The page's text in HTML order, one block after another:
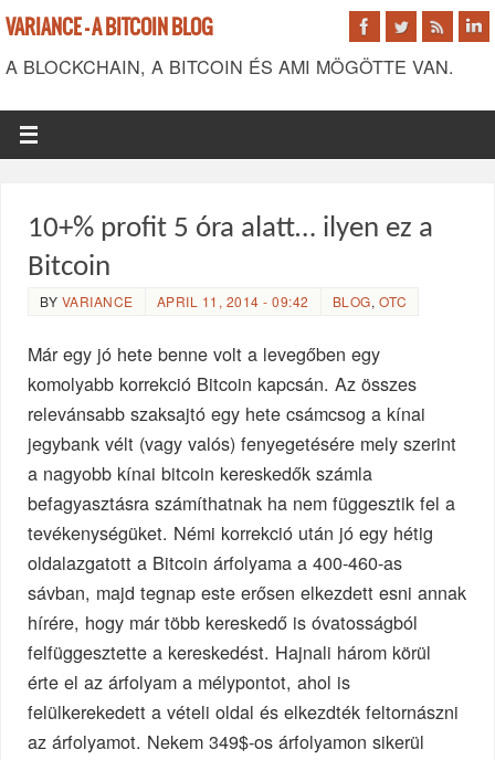
VARIANCE - A BITCOIN BLOG
A BLOCKCHAIN, A BITCOIN ÉS AMI MÖGÖTTE VAN.
10+% profit 5 óra alatt… ilyen ez a
Bitcoin
BY VARIANCE APRIL 11, 2014 - 09:42 BLOG, OTC
Már egy jó hete benne volt a levegőben egy
komolyabb korrekció Bitcoin kapcsán. Az összes
relevánsabb szaksajtó egy hete csámcsog a kínai
jegybank vélt (vagy valós) fenyegetésére mely szerint
a nagyobb kínai bitcoin kereskedők számla
befagyasztásra számíthatnak ha nem függesztik fel a
tevékenységüket. Némi korrekció után jó egy hétig
oldalazgatott a Bitcoin árfolyama a 400-460-as
sávban, majd tegnap este erősen elkezdett esni annak
hírére, hogy már több kereskedő is óvatosságból
felfüggesztette a kereskedést. Hajnali három körül
érte el az árfolyam a mélypontot, ahol is
felülkerekedett a vételi oldal és elkezdték feltornászni
az árfolyamot. Nekem 349$-os árfolyamon sikerül